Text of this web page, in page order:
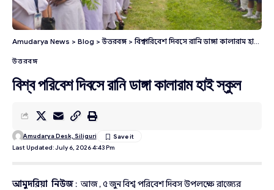
Amudarya News > Blog >উত্তরবঙ্গ>বিশ্ব পরিবেশ দিবসে রানি ডাঙ্গা কালারাম হাই স্কুল
উত্তরবঙ্গ
বিশ্ব পরিবেশ দিবসে রানি ডাঙ্গা কালারাম হাই স্কুল
Last Updated: July 6, 2026 4:43 Pm
Amudarya Desk, Siliguri
আমুদরিয়া নিউজ: আজ , ৫ জুন বিশ্ব পরিবেশ দিবস উপলক্ষে রাজ্যের